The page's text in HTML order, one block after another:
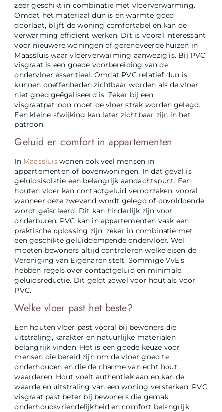
zeer geschikt in combinatie met vloerverwarming.
Omdat het materiaal dun is en warmte goed
doorlaat, blijft de woning comfortabel en kan de
verwarming efficiënt werken. Dit is vooral interessant
voor nieuwere woningen of gerenoveerde huizen in
Maassluis waar vloerverwarming aanwezig is. Bij PVC
visgraat is een goede voorbereiding van de
ondervloer essentieel. Omdat PVC relatief dun is,
kunnen oneffenheden zichtbaar worden als de vloer
niet goed geëgaliseerd is. Zeker bij een
visgraatpatroon moet de vloer strak worden gelegd.
Een kleine afwijking kan later zichtbaar zijn in het
patroon.
Geluid en comfort in appartementen
In Maassluiswonen ook veel mensen in
appartementen of bovenwoningen. In dat geval is
geluidsisolatie een belangrijk aandachtspunt. Een
houten vloer kan contactgeluid veroorzaken, vooral
wanneer deze zwevend wordt gelegd of onvoldoende
wordt geïsoleerd. Dit kan hinderlijk zijn voor
onderburen. PVC kan in appartementen vaak een
praktische oplossing zijn, zeker in combinatie met
een geschikte geluiddempende ondervloer. Wel
moeten bewoners altijd controleren welke eisen de
Vereniging van Eigenaren stelt. Sommige VvE’s
hebben regels over contactgeluid en minimale
geluidsreductie. Dit geldt zowel voor hout als voor
PVC.
Welke vloer past het beste?
Een houten vloer past vooral bij bewoners die
uitstraling, karakter en natuurlijke materialen
belangrijk vinden. Het is een goede keuze voor
mensen die bereid zijn om de vloer goed te
onderhouden en die de charme van echt hout
waarderen. Hout voelt authentiek aan en kan de
waarde en uitstraling van een woning versterken. PVC
visgraat past beter bij bewoners die gemak,
onderhoudsvriendelijkheid en comfort belangrijk